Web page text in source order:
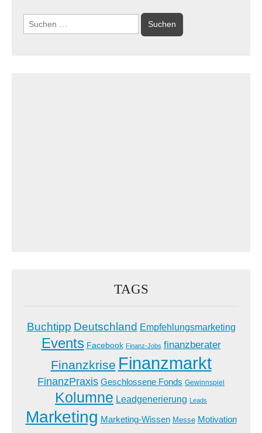
Suchen
nach:
TAGS
Buchtipp Deutschland Empfehlungsmarketing
Events Facebook Finanz-Jobs finanzberater
Finanzkrise Finanzmarkt
FinanzPraxis Geschlossene Fonds Gewinnspiel
Kolumne Leadgenerierung Leads
Marketing Marketing-Wissen Messe Motivation